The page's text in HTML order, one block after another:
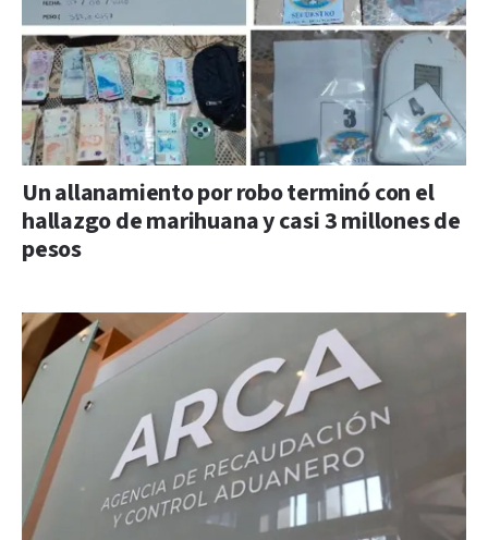
Un allanamiento por robo terminó con el
hallazgo de marihuana y casi 3 millones de
pesos